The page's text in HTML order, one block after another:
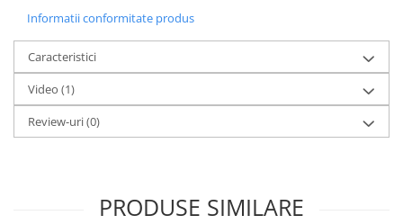
Informatii conformitate produs
Caracteristici
Video (1)
Review-uri(0)
PRODUSE SIMILARE